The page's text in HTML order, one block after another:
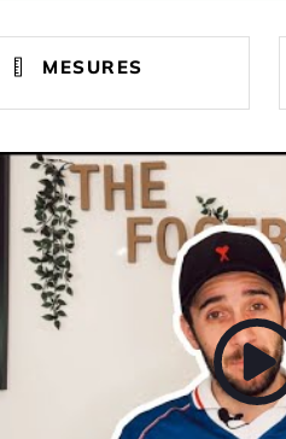
MESURES